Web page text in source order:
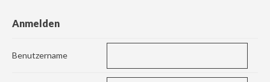
Anmelden
Benutzername